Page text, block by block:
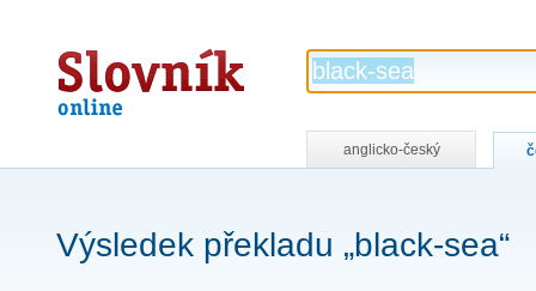
Slovník
online
anglicko-český
Výsledek překladu „black-sea“